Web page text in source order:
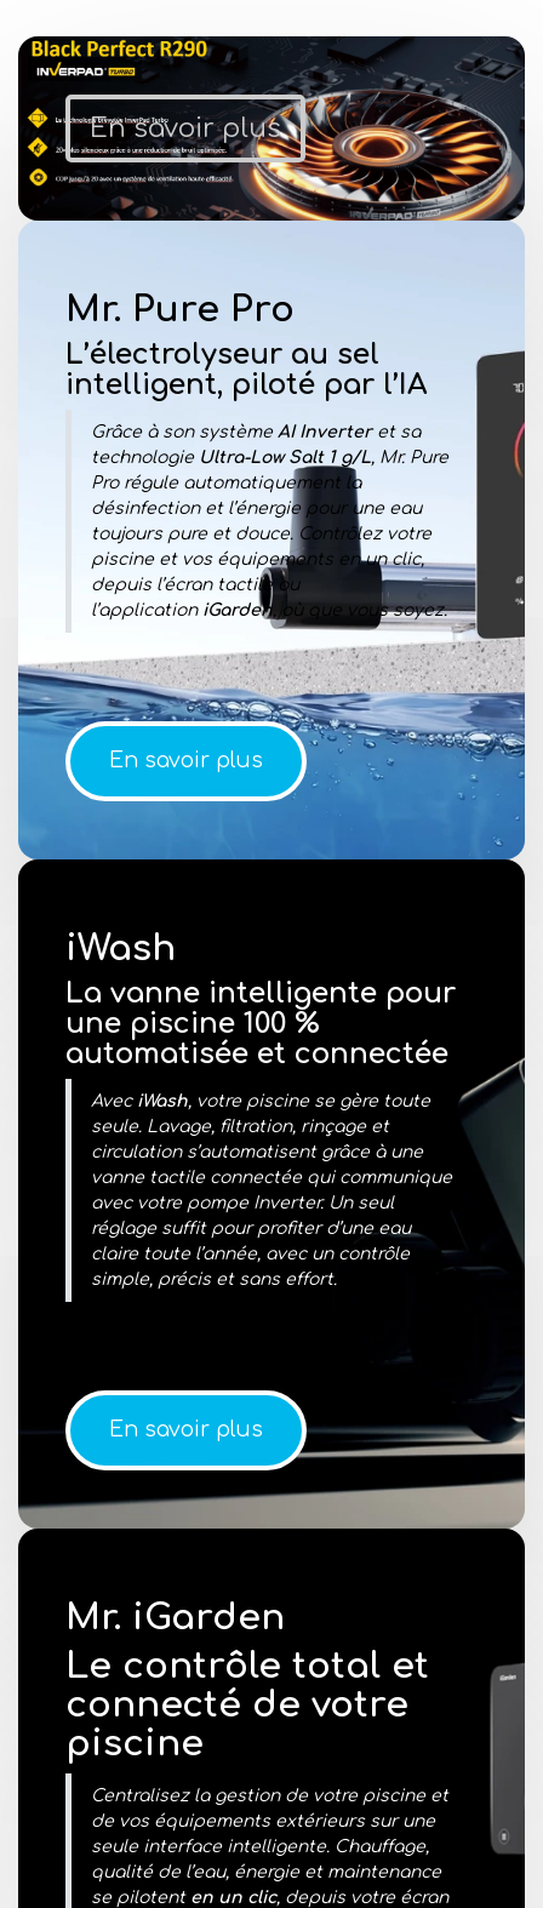
En savoir plus
Mr. Pure Pro
L’électrolyseur au sel
intelligent, piloté par l’IA
Grâce à son système AI Inverteret sa
technologie Ultra-Low Salt 1 g/L, Mr. Pure
Pro régule automatiquement la
désinfection et l’énergie pour une eau
toujours pure et douce. Contrôlez votre
piscine et vos équipements en un clic,
depuis l’écran tactile ou
l’application iGarden , où que vous soyez.
En savoir plus
iWash
La vanne intelligente pour
une piscine 100 %
automatisée et connectée
Avec iWash, votre piscine se gère toute
seule. Lavage, filtration, rinçage et
circulation s’automatisent grâce à une
vanne tactile connectée qui communique
avec votre pompe Inverter. Un seul
réglage suffit pour profiter d’une eau
claire toute l’année, avec un contrôle
simple, précis et sans effort.
En savoir plus
Mr. iGarden
Le contrôle total et
connecté de votre
piscine
Centralisez la gestion de votre piscine et
de vos équipements extérieurs sur une
seule interface intelligente. Chauffage,
qualité de l’eau, énergie et maintenance
se pilotent en un clic, depuis votre écran